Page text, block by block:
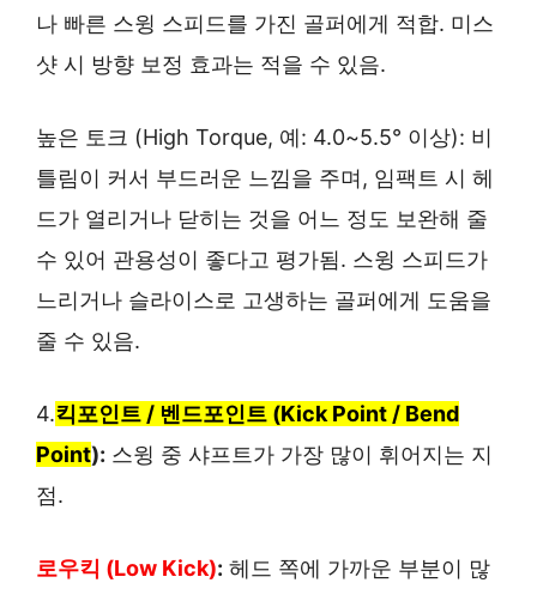
나 빠른 스윙 스피드를 가진 골퍼에게 적합. 미스
샷 시 방향 보정 효과는 적을 수 있음.
높은 토크 (High Torque, 예: 4.0~5.5° 이상): 비
틀림이 커서 부드러운 느낌을 주며, 임팩트 시 헤
드가 열리거나 닫히는 것을 어느 정도 보완해 줄
수 있어 관용성이 좋다고 평가됨. 스윙 스피드가
느리거나 슬라이스로 고생하는 골퍼에게 도움을
줄 수 있음.
4.킥포인트 / 벤드포인트 (Kick Point / Bend
Point): 스윙 중 샤프트가 가장 많이 휘어지는 지
점.
로우킥 (Low Kick): 헤드 쪽에 가까운 부분이 많